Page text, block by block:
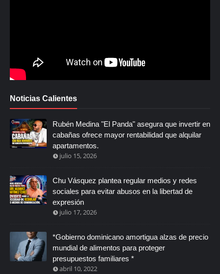
Noticias Calientes
Rubén Medina "El Panda" asegura que invertir en
cabañas ofrece mayor rentabilidad que alquilar
apartamentos.
julio 15, 2026
Chu Vásquez plantea regular medios y redes
sociales para evitar abusos en la libertad de
expresión
julio 17, 2026
*Gobierno dominicano amortigua alzas de precio
mundial de alimentos para proteger
presupuestos familiares *
abril 10, 2022